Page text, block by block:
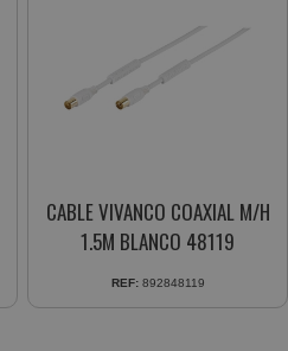
CABLE VIVANCO COAXIAL M/H
1.5M BLANCO 48119
REF: 892848119